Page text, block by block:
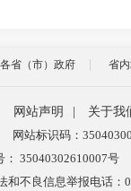
各省（市）政府 省
网站声明 关于我
网站标识码：
35040302610007号
和不良信息举报电话：